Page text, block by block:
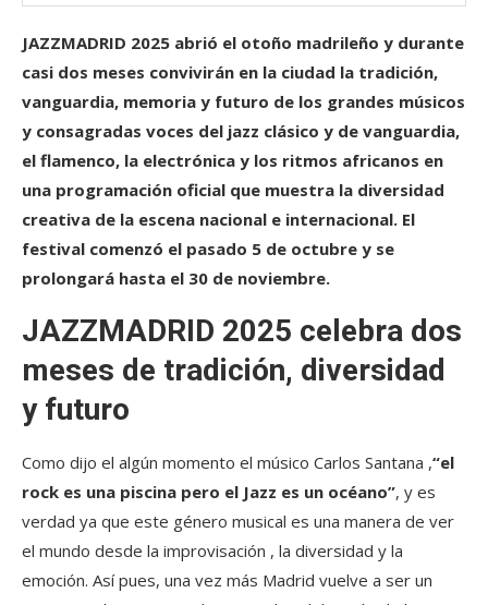
JAZZMADRID 2025 abrió el otoño madrileño y durante
casi dos meses convivirán en la ciudad la tradición,
vanguardia, memoria y futuro de los grandes músicos
y consagradas voces del jazz clásico y de vanguardia,
el flamenco, la electrónica y los ritmos africanos en
una programación oficial que muestra la diversidad
creativa de la escena nacional e internacional. El
festival comenzó el pasado 5 de octubre y se
prolongará hasta el 30 de noviembre.
JAZZMADRID 2025 celebra dos
meses de tradición, diversidad
y futuro
Como dijo el algún momento el músico Carlos Santana ,“el
rock es una piscina pero el Jazz es un océano”, y es
verdad ya que este género musical es una manera de ver
el mundo desde la improvisación , la diversidad y la
emoción. Así pues, una vez más Madrid vuelve a ser un